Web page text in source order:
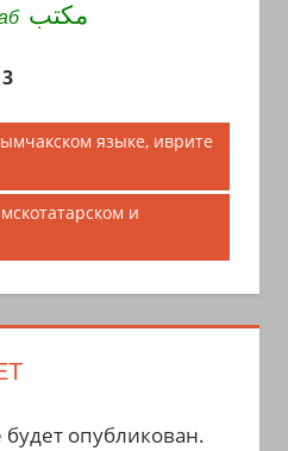
مكتب
3
языке, иврите
и
опубликован.